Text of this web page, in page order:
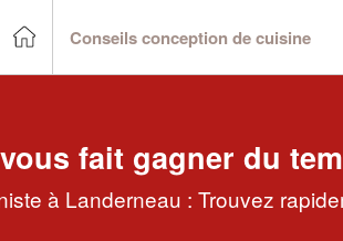
Conseils conception de cuisine
fait gagner du
à Landerneau : Trouvez